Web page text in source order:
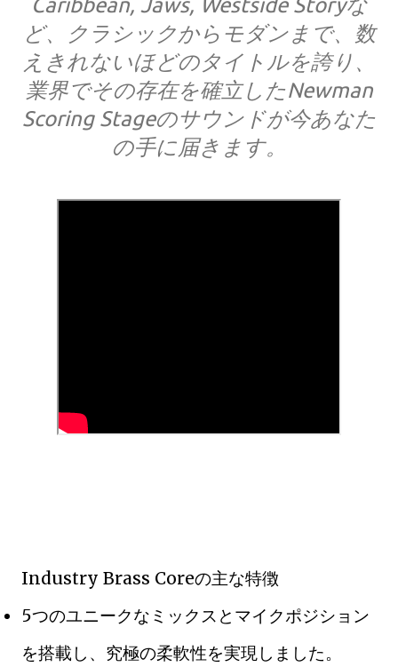
Caribbean, Jaws, Westside Storyな
ど、クラシックからモダンまで、数
えきれないほどのタイトルを誇り、
業界でその存在を確立したNewman
Scoring Stageのサウンドが今あなた
の手に届きます。
Industry Brass Coreの主な特徴
5つのユニークなミックスとマイクポジション
を搭載し、究極の柔軟性を実現しました。